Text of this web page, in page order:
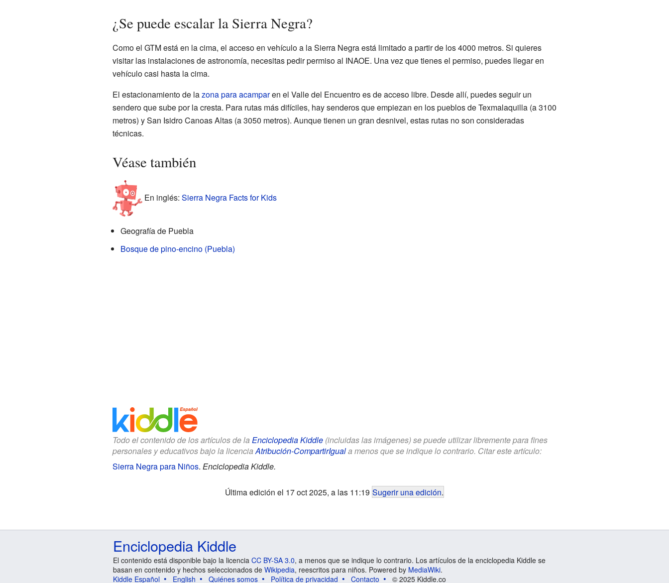
¿Se puede escalar la Sierra Negra?
Como el GTM está en la cima, el acceso en vehículo a la Sierra Negra está limitado a partir de los 4000 metros. Si quieres
visitar las instalaciones de astronomía, necesitas pedir permiso al INAOE. Una vez que tienes el permiso, puedes llegar en
vehículo casi hasta la cima.
El estacionamiento de lazona para acamparen el Valle del Encuentro es de acceso libre. Desde allí, puedes seguir un
sendero que sube por la cresta. Para rutas más difíciles, hay senderos que empiezan en los pueblos de Texmalaquilla (a 3100
metros) y San Isidro Canoas Altas (a 3050 metros). Aunque tienen un gran desnivel, estas rutas no son consideradas
técnicas.
Véase también
En inglés: Sierra Negra Facts for Kids
Geografía de Puebla
Bosque de pino-encino (Puebla)
Todo el contenido de los artículos de la Enciclopedia Kiddle(incluidas las imágenes) se puede utilizar libremente para fines
personales y educativos bajo la licenciaAtribución-CompartirIguala menos que se indique lo contrario. Citar este artículo:
Sierra Negra para Niños. Enciclopedia Kiddle.
Última edición el 17 oct 2025, a las 11:19 Sugerir una edición.
Enciclopedia Kiddle
El contenido está disponible bajo la licencia CC BY-SA 3.0, a menos que se indique lo contrario. Los artículos de la enciclopedia Kiddle se
basan en contenido y hechos seleccionados de Wikipedia, reescritos para niños. Powered by MediaWiki.
Kiddle Español
English Quiénes somos Política de privacidad Contacto © 2025 Kiddle.co